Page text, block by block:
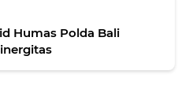
Humas Polda Bali